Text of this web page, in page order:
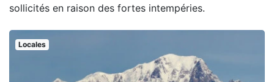
sollicités en raison des fortes intempéries.
Locales